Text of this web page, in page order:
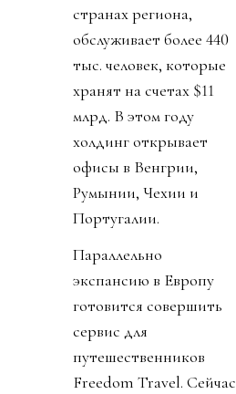
странах региона,
обслуживает более 440
тыс. человек, которые
хранят на счетах $11
млрд. В этом году
холдинг открывает
офисы в Венгрии,
Румынии, Чехии и
Португалии.
Параллельно
экспансию в Европу
готовится совершить
сервис для
путешественников
Freedom Travel. Сейчас